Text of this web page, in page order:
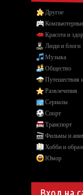
Другое
Красота и
Люди и блоги
Музыка
Общество
Путешествия
Развлечения
Сериалы
Спорт
Транспорт
Фильмы и
Хобби и
Юмор